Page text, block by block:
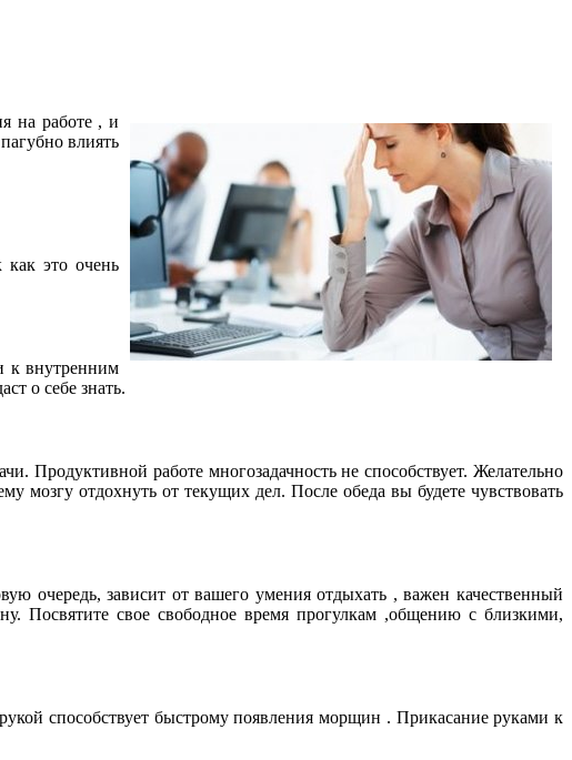
на работе , и
влиять
как это очень
к внутренним
о себе знать.
Продуктивной работе многозадачность не способствует. Желательно
мозгу отдохнуть от текущих дел. После обеда вы будете чувствовать
очередь, зависит от вашего умения отдыхать , важен качественный
Посвятите свое свободное время прогулкам ,общению с близкими,
способствует быстрому появления морщин . Прикасание руками к